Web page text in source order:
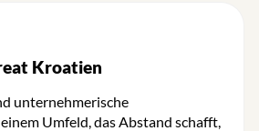
Kroatien
unternehmerische
Umfeld, das Abstand schafft,